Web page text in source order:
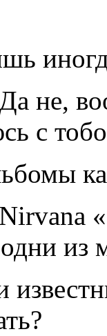
не,
с
Nirvana